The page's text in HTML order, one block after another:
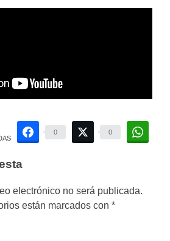
0 0
electrónico no será publicada.
están marcados con *